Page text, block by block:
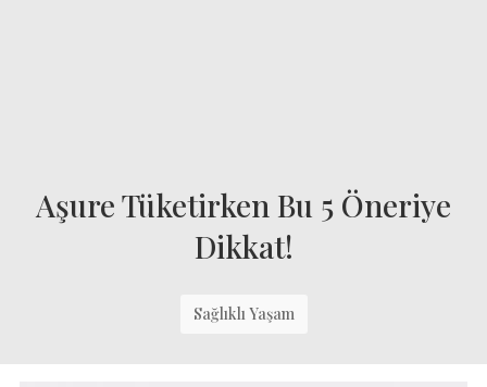
Aşure Tüketirken Bu 5 Öneriye
Dikkat!
Sağlıklı Yaşam